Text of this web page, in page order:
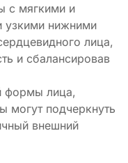
с мягкими и
узкими нижними
лица,
и сбалансировав
формы лица,
могут подчеркнуть
внешний